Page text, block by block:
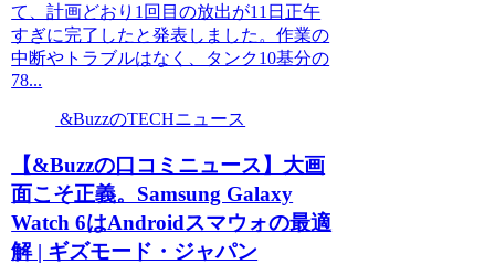
て、計画どおり1回目の放出が11日正午
すぎに完了したと発表しました。作業の
中断やトラブルはなく、タンク10基分の
78...
&BuzzのTECHニュース
【&Buzzの口コミニュース】大画
面こそ正義。Samsung Galaxy
Watch 6はAndroidスマウォの最適
解 | ギズモード・ジャパン